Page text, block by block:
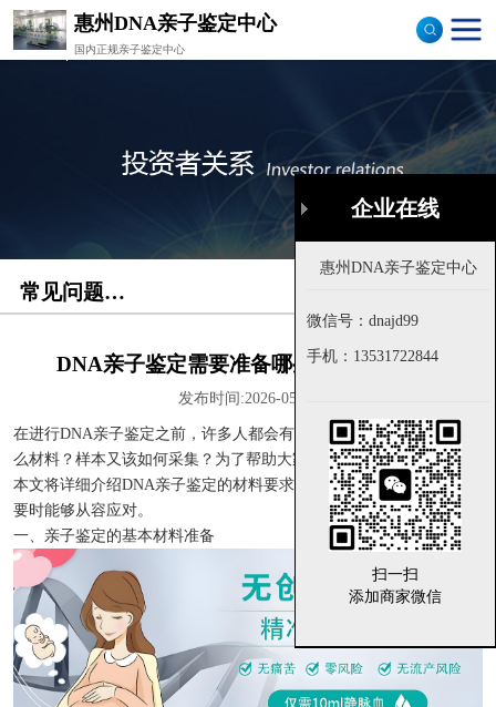
惠州DNA亲子鉴定中心
国内正规亲子鉴定中心
常见问题解答
DNA亲子鉴定需要准备哪些材料和样本？
发布时间:2026-05-21
在进行DNA亲子鉴定之前，许多人都会有这样的疑问：我需要准备什
么材料？样本又该如何采集？为了帮助大家更清晰地了解整个流程，
本文将详细介绍DNA亲子鉴定的材料要求和样本采集方式，让您在需
要时能够从容应对。
一、亲子鉴定的基本材料准备
落户亲子鉴定
样本采集
流程图
企业在线
微信号：dnajd99
手机： 13531722844
扫一扫
添加商家微信
企业在线
微信号：dnajd99
手机： 13531722844
扫一扫
添加商家微信